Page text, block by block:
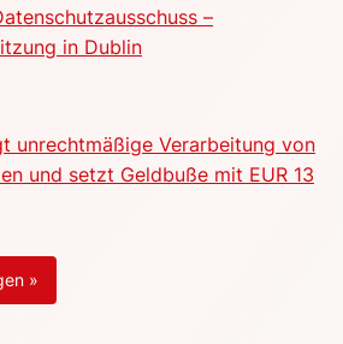
–
in Dublin
unrechtmäßige Verarbeitung von
und setzt Geldbuße mit EUR 13
»